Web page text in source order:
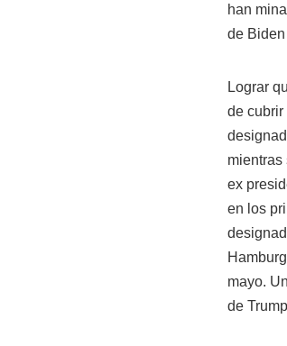
han
de
Lograr
de cubrir
mientras
ex
en los
mayo.
de